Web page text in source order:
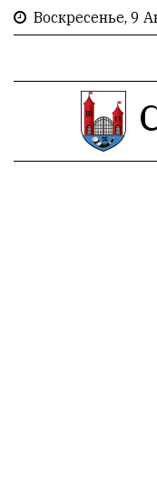
Воскресенье, 9